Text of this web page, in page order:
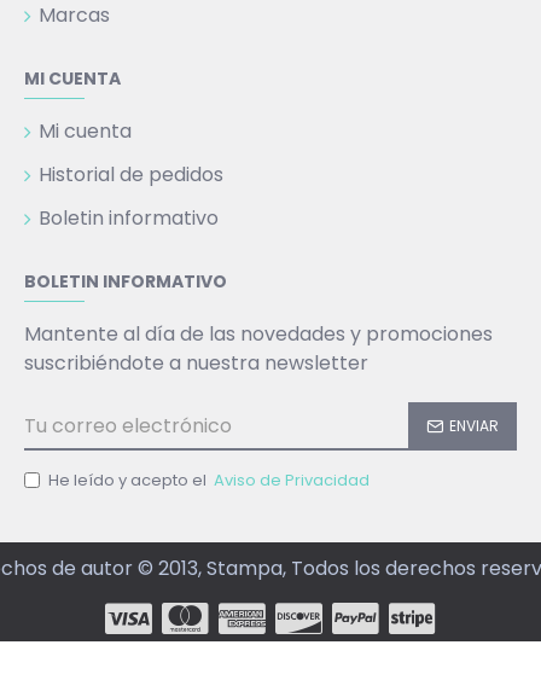
Marcas
MI CUENTA
Mi cuenta
Historial de pedidos
Boletin informativo
BOLETIN INFORMATIVO
Mantente al día de las novedades y promociones
suscribiéndote a nuestra newsletter
ENVIAR
He leído y acepto el Aviso de Privacidad
de autor © 2013, Stampa, Todos los derechos